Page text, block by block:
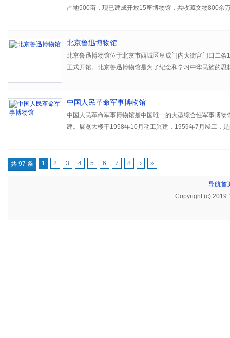
占地500亩，现已建成开放15座博物馆，共收藏文物800余
北京鲁迅博物馆
北京鲁迅博物馆位于北京市西城区阜成门内大街宫门口二
正式开馆。北京鲁迅博物馆是为了纪念和学习中华民族的思
中国人民革命军事博物馆
中国人民革命军事博物馆是中国唯一的大型综合性军事博物
建。展览大楼于1958年10月动工兴建，1959年7月竣工，
共 97 条 1 2 3 4 5 6 7 8 › »
导航首
Copyright (c) 2019